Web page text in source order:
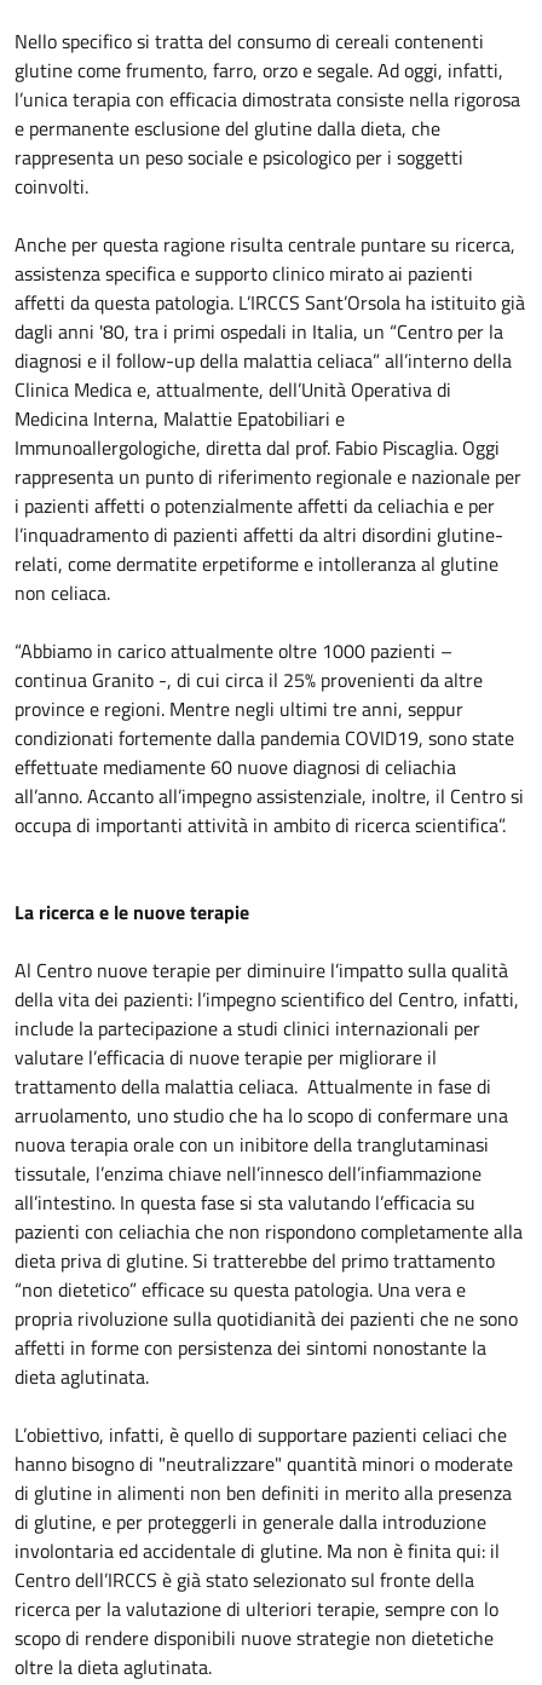
Nello specifico si tratta del consumo di cereali contenenti
glutine come frumento, farro, orzo e segale. Ad oggi, infatti,
l’unica terapia con efficacia dimostrata consiste nella rigorosa
e permanente esclusione del glutine dalla dieta, che
rappresenta un peso sociale e psicologico per i soggetti
coinvolti.
Anche per questa ragione risulta centrale puntare su ricerca,
assistenza specifica e supporto clinico mirato ai pazienti
affetti da questa patologia. L’IRCCS Sant’Orsola ha istituito già
dagli anni '80, tra i primi ospedali in Italia, un “Centro per la
diagnosi e il follow-up della malattia celiaca” all’interno della
Clinica Medica e, attualmente, dell’Unità Operativa di
Medicina Interna, Malattie Epatobiliari e
Immunoallergologiche, diretta dal prof. Fabio Piscaglia. Oggi
rappresenta un punto di riferimento regionale e nazionale per
i pazienti affetti o potenzialmente affetti da celiachia e per
l’inquadramento di pazienti affetti da altri disordini glutine-
relati, come dermatite erpetiforme e intolleranza al glutine
non celiaca.
“Abbiamo in carico attualmente oltre 1000 pazienti –
continua Granito -, di cui circa il 25% provenienti da altre
province e regioni. Mentre negli ultimi tre anni, seppur
condizionati fortemente dalla pandemia COVID19, sono state
effettuate mediamente 60 nuove diagnosi di celiachia
all’anno. Accanto all’impegno assistenziale, inoltre, il Centro si
occupa di importanti attività in ambito di ricerca scientifica”.
La ricerca e le nuove terapie
Al Centro nuove terapie per diminuire l’impatto sulla qualità
della vita dei pazienti: l’impegno scientifico del Centro, infatti,
include la partecipazione a studi clinici internazionali per
valutare l’efficacia di nuove terapie per migliorare il
trattamento della malattia celiaca. Attualmente in fase di
arruolamento, uno studio che ha lo scopo di confermare una
nuova terapia orale con un inibitore della tranglutaminasi
tissutale, l’enzima chiave nell’innesco dell’infiammazione
all’intestino. In questa fase si sta valutando l’efficacia su
pazienti con celiachia che non rispondono completamente alla
dieta priva di glutine. Si tratterebbe del primo trattamento
“non dietetico” efficace su questa patologia. Una vera e
propria rivoluzione sulla quotidianità dei pazienti che ne sono
affetti in forme con persistenza dei sintomi nonostante la
dieta aglutinata.
L’obiettivo, infatti, è quello di supportare pazienti celiaci che
hanno bisogno di "neutralizzare" quantità minori o moderate
di glutine in alimenti non ben definiti in merito alla presenza
di glutine, e per proteggerli in generale dalla introduzione
involontaria ed accidentale di glutine. Ma non è finita qui: il
Centro dell’IRCCS è già stato selezionato sul fronte della
ricerca per la valutazione di ulteriori terapie, sempre con lo
scopo di rendere disponibili nuove strategie non dietetiche
oltre la dieta aglutinata.